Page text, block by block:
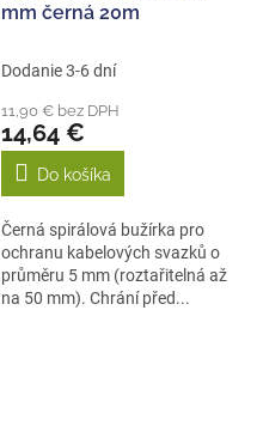
mm černá 20m
Dodanie 3-6 dní
11,90 € bez DPH
14,64 €
Do košíka
Černá spirálová bužírka pro
ochranu kabelových svazků o
průměru 5 mm (roztařitelná až
na 50 mm). Chrání před...